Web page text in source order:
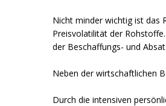
Nicht minder wichtig ist das
Preisvolatilität der
der Beschaffungs- und
Neben der wirtschaftlichen
Durch die intensiven